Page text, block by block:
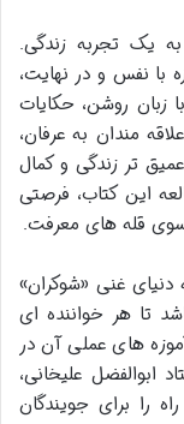
یک تجربه زندگی.
با نفس و در نهایت،
زبان روشن، حکایات
مندان به عرفان،
تر زندگی و کمال
این کتاب، فرصتی
سوی قله های معرفت.
دنیای غنی «شوکران»
تا هر خواننده ای
های عملی آن در
ابوالفضل علیخانی،
را برای جویندگان